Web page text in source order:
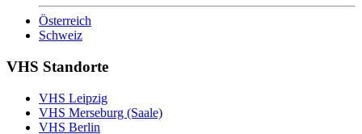
Österreich
Schweiz
VHS Standorte
VHS Leipzig
VHS Merseburg (Saale)
VHS Berlin